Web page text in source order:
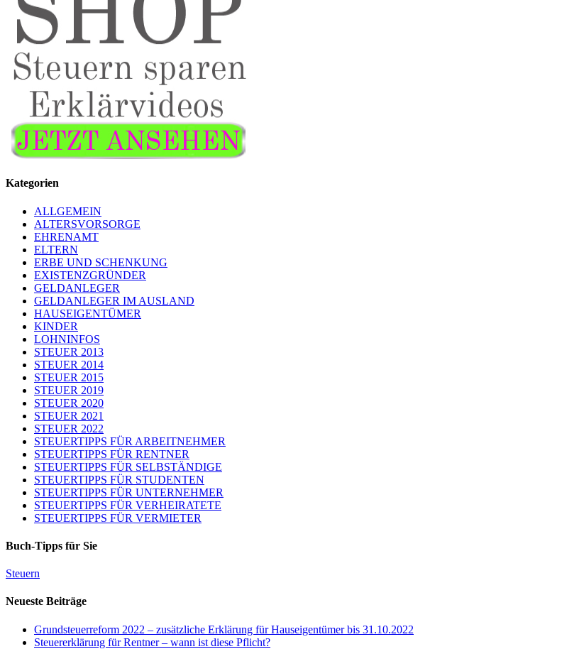
Kategorien
ALLGEMEIN
ALTERSVORSORGE
EHRENAMT
ELTERN
ERBE UND SCHENKUNG
EXISTENZGRÜNDER
GELDANLEGER
GELDANLEGER IM AUSLAND
HAUSEIGENTÜMER
KINDER
LOHNINFOS
STEUER 2013
STEUER 2014
STEUER 2015
STEUER 2019
STEUER 2020
STEUER 2021
STEUER 2022
STEUERTIPPS FÜR ARBEITNEHMER
STEUERTIPPS FÜR RENTNER
STEUERTIPPS FÜR SELBSTÄNDIGE
STEUERTIPPS FÜR STUDENTEN
STEUERTIPPS FÜR UNTERNEHMER
STEUERTIPPS FÜR VERHEIRATETE
STEUERTIPPS FÜR VERMIETER
Buch-Tipps für Sie
Steuern
Neueste Beiträge
Grundsteuerreform 2022 – zusätzliche Erklärung für Hauseigentümer bis 31.10.2022
Steuererklärung für Rentner – wann ist diese Pflicht?